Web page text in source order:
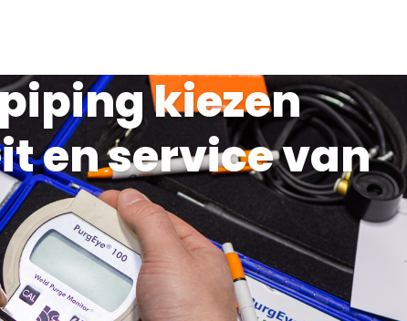
kiezen
en service van